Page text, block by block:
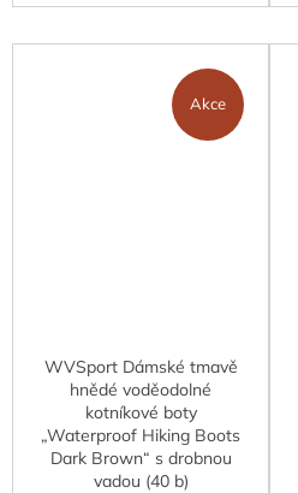
Akce
WVSport Dámské tmavě
hnědé voděodolné
kotníkové boty
„Waterproof Hiking Boots
Dark Brown“ s drobnou
vadou (40 b)